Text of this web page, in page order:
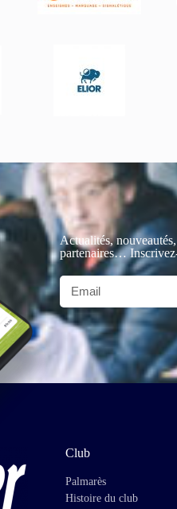
Actualités,
partenaires…
Club
Palmarès
Histoire du club